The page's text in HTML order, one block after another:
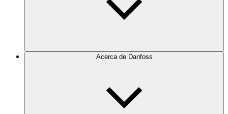
Acerca de Danfoss